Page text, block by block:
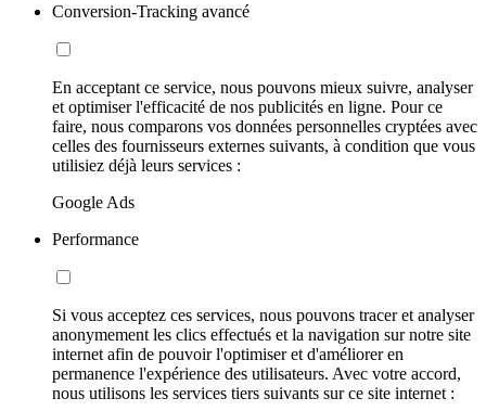
Conversion-Tracking avancé
En acceptant ce service, nous pouvons mieux suivre, analyser
et optimiser l'efficacité de nos publicités en ligne. Pour ce
faire, nous comparons vos données personnelles cryptées avec
celles des fournisseurs externes suivants, à condition que vous
utilisiez déjà leurs services :
Google Ads
Performance
Si vous acceptez ces services, nous pouvons tracer et analyser
anonymement les clics effectués et la navigation sur notre site
internet afin de pouvoir l'optimiser et d'améliorer en
permanence l'expérience des utilisateurs. Avec votre accord,
nous utilisons les services tiers suivants sur ce site internet :